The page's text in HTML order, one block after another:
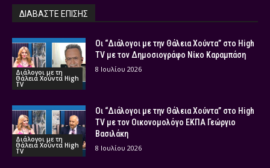
ΔΙΑΒΑΣΤΕ ΕΠΙΣΗΣ
Διάλογοι με τη
Θάλεια Χούντα High
TV
Οι “Διάλογοι με την Θάλεια Χούντα” στο High
TV με τον Δημοσιογράφο Νίκο Καραμπάση
8 Ιουλίου 2026
Διάλογοι με τη
Θάλεια Χούντα High
TV
Οι “Διάλογοι με την Θάλεια Χούντα” στο High
TV με τον Οικονομολόγο ΕΚΠΑ Γεώργιο
Βασιλάκη
8 Ιουλίου 2026